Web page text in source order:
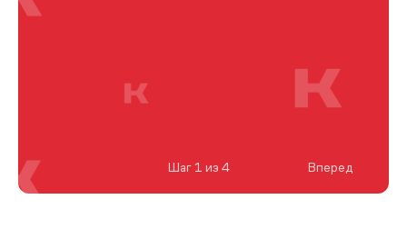
Шаг 1 из 4 Вперед